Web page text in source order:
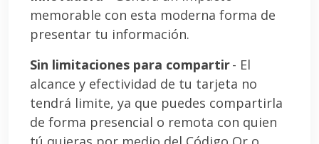
memorable con esta moderna forma de
presentar tu información.
Sin limitaciones para compartir- El
alcance y efectividad de tu tarjeta no
tendrá limite, ya que puedes compartirla
de forma presencial o remota con quien